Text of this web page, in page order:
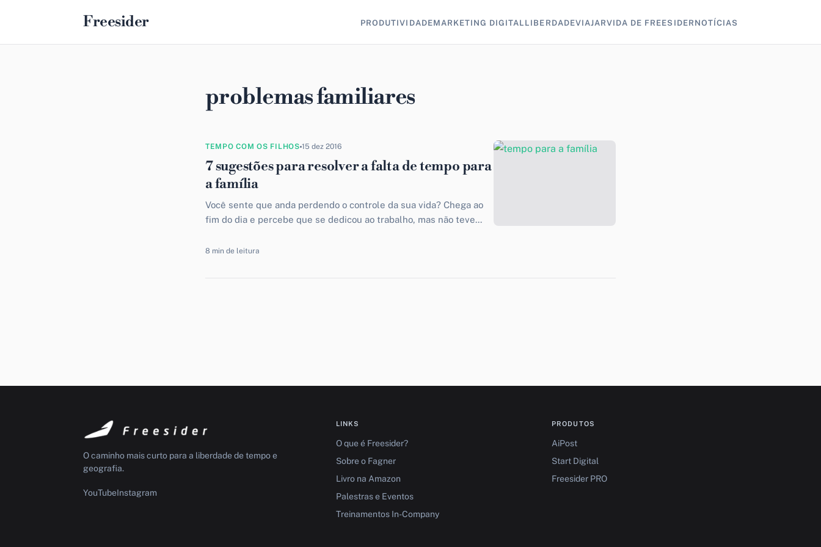
Freesider PRODUTIVIDADEMARKETING DIGITAL LIBERDADEVIAJARVIDA DE FREESIDER NOTÍCIAS
problemas familiares
TEMPO COM OS FILHOS 15 dez 2016
7 sugestões para resolver a falta de tempo para
a família
Você sente que anda perdendo o controle da sua vida? Chega ao
fim do dia e percebe que se dedicou ao trabalho, mas não teve...
8 min de leitura
O caminho mais curto para a liberdade de tempo e
geografia.
YouTubeInstagram
LINKS
O que é Freesider?
Sobre o Fagner
Livro na Amazon
Palestras e Eventos
Treinamentos In-Company
PRODUTOS
AiPost
Start Digital
Freesider PRO